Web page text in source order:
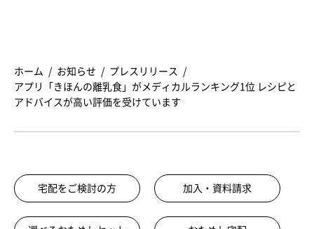
ホーム お知らせ
プレスリリース
アプリ「きほんの離乳食」がメディカルランキング1位 レシピと
アドバイスが高い評価を受けています
宅配をご検討の方 加入・資料請求